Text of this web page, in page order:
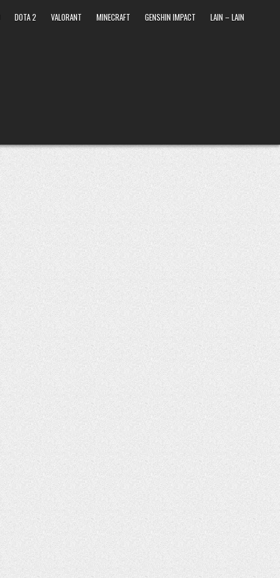
DOTA 2 VALORANT MINECRAFT GENSHIN IMPACT LAIN – LAIN